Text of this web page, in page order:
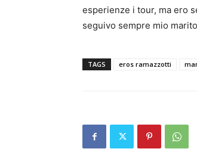
esperienze i tour, ma ero
seguivo sempre mio
TAGS eros ramazzotti